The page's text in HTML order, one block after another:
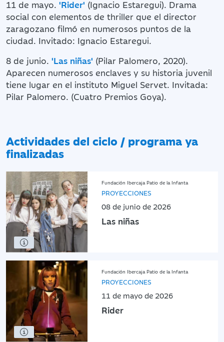
11 de mayo. 'Rider' (Ignacio Estaregui). Drama
social con elementos de thriller que el director
zaragozano filmó en numerosos puntos de la
ciudad. Invitado: Ignacio Estaregui.
8 de junio. 'Las niñas' (Pilar Palomero, 2020).
Aparecen numerosos enclaves y su historia juvenil
tiene lugar en el instituto Miguel Servet. Invitada:
Pilar Palomero. (Cuatro Premios Goya).
Actividades del ciclo / programa ya
finalizadas
Fundación Ibercaja Patio de la Infanta
PROYECCIONES
08 de junio de 2026
Las niñas
Fundación Ibercaja Patio de la Infanta
PROYECCIONES
11 de mayo de 2026
Rider